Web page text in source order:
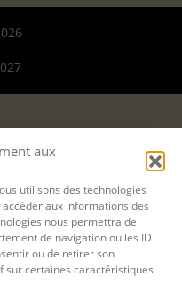
aux
utilisons des technologies
aux informations des
nous permettra de
de navigation ou les ID
ou de retirer son
sur certaines caractéristiques
02 fév 2027, 09 mar 2027, 20